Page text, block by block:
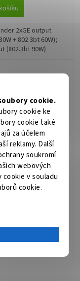
cookie.
cookie ke
cookie také
za účelem
reklamy. Další
soukromí
webových
v souladu
cookie.
2xGE output
+ 802.3bt 60W);
(802.3bt 90W)
(>5 ks)
1FE vstup + 1FE